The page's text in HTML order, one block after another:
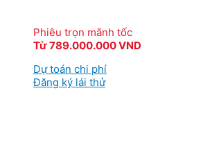
Phiêu trọn mãnh tốc
Từ 789.000.000 VND
Dự toán chi phí
Đăng ký lái thử